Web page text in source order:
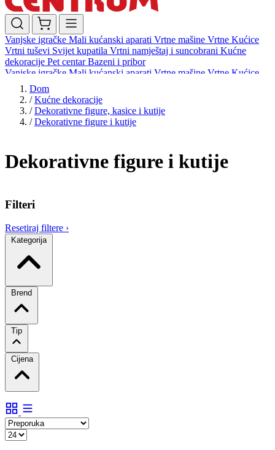
Vanjske igračke Mali kućanski aparati Vrtne mašine Vrtne Kućice
Vrtni tuševi Svijet kupatila Vrtni namještaj i suncobrani Kućne
dekoracije Pet centarBazeni i pribor
Vanjske igračke Mali kućanski aparati Vrtne mašine Vrtne Kućice
Vrtni tuševi
dekoracijePet centar Bazeni i pribor
Dom
/ Kućne dekoracije
/ Dekorativne figure, kasice i kutije
/ Dekorativne figure i kutije
Dekorativne figure i kutije
Filteri
Resetiraj filtere ›
Kategorija
Brend
Tip
Cijena